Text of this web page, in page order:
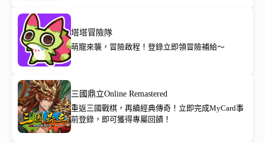
塔塔冒險隊
萌寵來襲，冒險啟程！登錄立即領冒險補給～
三國鼎立Online Remastered
重返三國戰棋，再續經典傳奇！立即完成MyCard事
前登錄，即可獲得專屬回饋！